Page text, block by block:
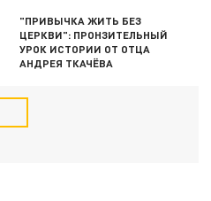
"ПРИВЫЧКА ЖИТЬ БЕЗ
ЦЕРКВИ": ПРОНЗИТЕЛЬНЫЙ
УРОК ИСТОРИИ ОТ ОТЦА
АНДРЕЯ ТКАЧЁВА